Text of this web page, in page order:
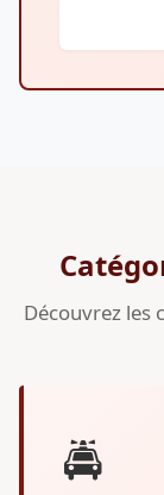
Découvrez les
🚔